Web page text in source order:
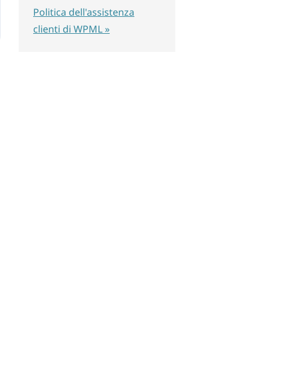
Politica dell'assistenza
clienti di WPML »